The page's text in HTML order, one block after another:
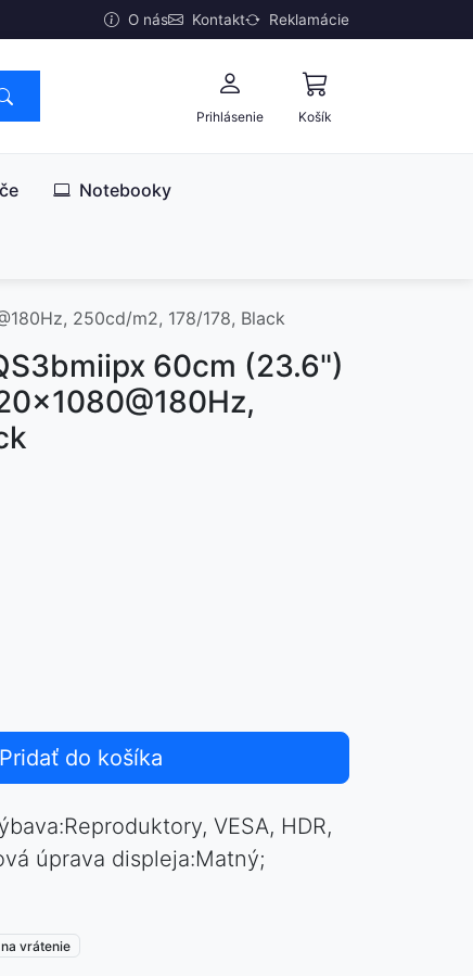
O nás Kontakt Reklamácie
Prihlásenie Košík
Notebooky
250cd/m2, 178/178, Black
60cm (23.6")
Pridať do košíka
VESA, HDR,
úprava displeja:Matný;
vrátenie